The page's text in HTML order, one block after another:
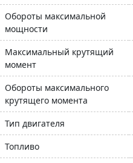
Обороты максимальной
мощности
Максимальный крутящий
момент
Обороты максимального
крутящего момента
Тип двигателя
Топливо